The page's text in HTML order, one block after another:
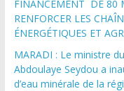
FINANCEMENT DE 80
RENFORCER LES
ÉNERGÉTIQUES ET
MARADI : Le ministre
Abdoulaye Seydou a
d’eau minérale de la